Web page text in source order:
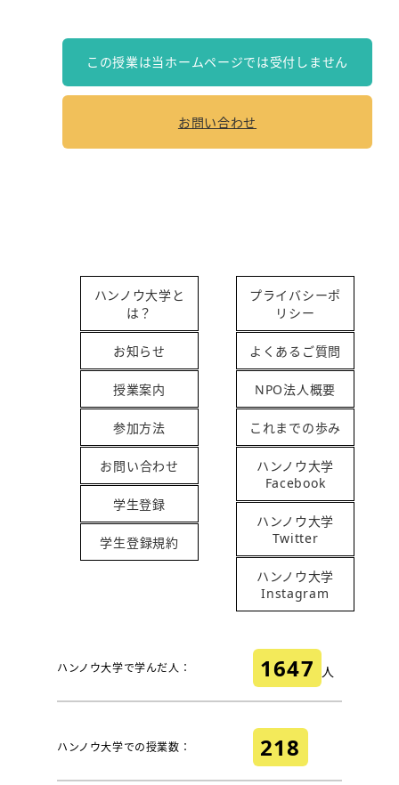
この授業は当ホームページでは受付しません
お問い合わせ
ハンノウ大学と
は？
お知らせ
授業案内
参加方法
お問い合わせ
学生登録
学生登録規約
プライバシーポ
リシー
よくあるご質問
NPO法人概要
これまでの歩み
ハンノウ大学
Facebook
ハンノウ大学
Twitter
ハンノウ大学
Instagram
ハンノウ大学で学んだ人： 1647 人
ハンノウ大学での授業数： 218